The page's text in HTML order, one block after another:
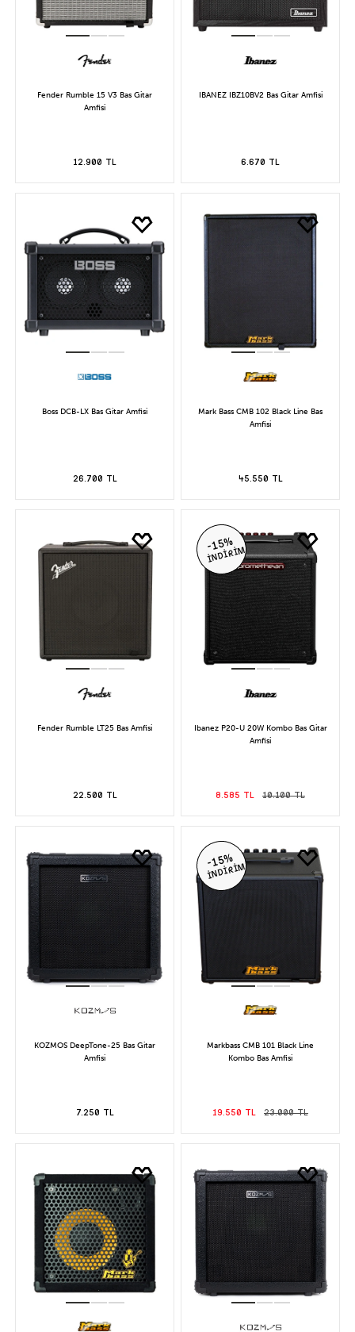
Fender Rumble 15 V3 Bas Gitar
Amfisi
12.900 TL
IBANEZ IBZ10BV2 Bas Gitar Amfisi
6.670 TL
Boss DCB-LX Bas Gitar Amfisi
26.700 TL
Mark Bass CMB 102 Black Line Bas
Amfisi
45.550 TL
Fender Rumble LT25 Bas Amfisi
22.500 TL
-15%
İNDİRİM
Ibanez P20-U 20W Kombo Bas Gitar
Amfisi
8.585 TL 10.100 TL
KOZMOS DeepTone-25 Bas Gitar
Amfisi
7.250 TL
-15%
İNDİRİM
Markbass CMB 101 Black Line
Kombo Bas Amfisi
19.550 TL 23.000 TL